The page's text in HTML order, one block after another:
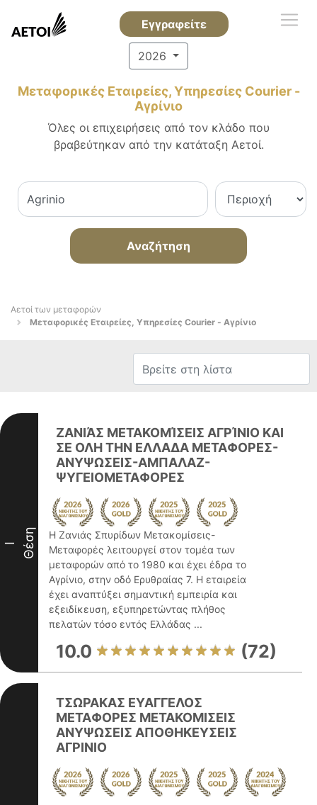
Εγγραφείτε
2026
Μεταφορικές Εταιρείες, Υπηρεσίες Courier -
Αγρίνιο
Όλες οι επιχειρήσεις από τον κλάδο που
βραβεύτηκαν από την κατάταξη Αετοί.
Αναζήτηση
Αετοί των μεταφορών
Μεταφορικές Εταιρείες, Υπηρεσίες Courier - Αγρίνιο
I Θέση
ΖΑΝΙΆΣ ΜΕΤΑΚΟΜΊΣΕΙΣ ΑΓΡΊΝΙΟ ΚΑΙ
ΣΕ ΟΛΗ ΤΗΝ ΕΛΛΑΔΑ ΜΕΤΑΦΟΡΕΣ-
ΑΝΥΨΩΣΕΙΣ-ΑΜΠΑΛΑΖ-
ΨΥΓΕΙΟΜΕΤΑΦΟΡΕΣ
Η Ζανιάς Σπυρίδων Μετακομίσεις-
Μεταφορές λειτουργεί στον τομέα των
μεταφορών από το 1980 και έχει έδρα το
Αγρίνιο, στην οδό Ερυθραίας 7. Η εταιρεία
έχει αναπτύξει σημαντική εμπειρία και
εξειδίκευση, εξυπηρετώντας πλήθος
πελατών τόσο εντός Ελλάδας ...
10.0 (72)
ΤΣΩΡΑΚΑΣ ΕΥΑΓΓΕΛΟΣ
ΜΕΤΑΦΟΡΕΣ ΜΕΤΑΚΟΜΙΣΕΙΣ
ΑΝΥΨΩΣΕΙΣ ΑΠΟΘΗΚΕΥΣΕΙΣ
ΑΓΡΙΝΙΟ